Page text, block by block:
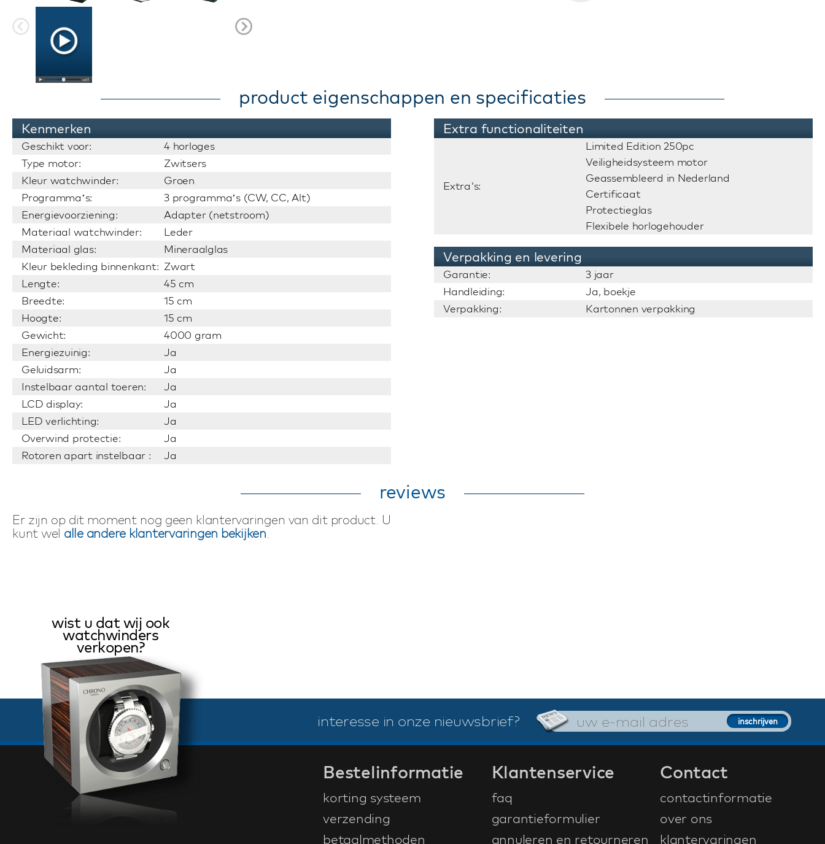
product eigenschappen en specificaties
Kenmerken
Geschikt voor:
4 horloges
Type motor:
Zwitsers
Kleur watchwinder:
Groen
Programma’s:
3 programma’s (CW, CC, Alt)
Energievoorziening:
Adapter (netstroom)
Materiaal watchwinder:
Leder
Materiaal glas:
Mineraalglas
Kleur bekleding binnenkant: Zwart
Lengte:
45 cm
Breedte:
15 cm
Hoogte:
15 cm
Gewicht:
4000 gram
Energiezuinig:
Ja
Geluidsarm:
Ja
Instelbaar aantal toeren:
Ja
LCD display:
Ja
LED verlichting:
Ja
Overwind protectie:
Ja
Rotoren apart instelbaar :
Ja
Extra functionaliteiten
Extra's:
Limited Edition 250pc
Veiligheidsysteem motor
Geassembleerd in Nederland
Certificaat
Protectieglas
Flexibele horlogehouder
Verpakking en levering
Garantie:
3 jaar
Handleiding:
Ja, boekje
Verpakking:
Kartonnen verpakking
reviews
Er zijn op dit moment nog geen klantervaringen van dit product. U
kunt wel alle andere klantervaringen bekijken
interesse in onze nieuwsbrief?
wist u dat wij ook
watchwinders
verkopen?
Bestelinformatie
korting systeem
verzending
betaalmethoden
Klantenservice
faq
garantieformulier
annuleren en retourneren
Contact
contactinformatie
over ons
klantervaringen